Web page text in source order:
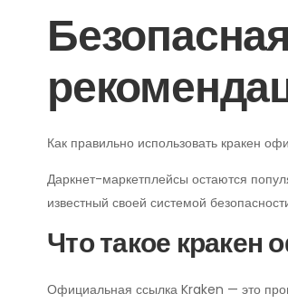
Как правильно использовать кракен
Даркнет-маркетплейсы остаются
известный своей системой
Что такое кракен
Официальная ссылка Kraken — это